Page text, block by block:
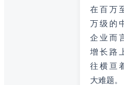
在百万
万级的
企业而
增长路
往横亘
大难题。